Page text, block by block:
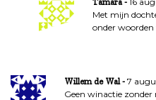
Met mijn
onder
Willem de Wal
7
Geen winactie